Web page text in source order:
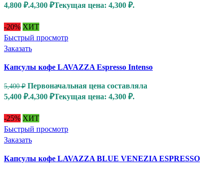
4,800 ₽.4,300 ₽Текущая цена: 4,300 ₽.
-20% ХИТ
Быстрый просмотр
Заказать
Капсулы кофе LAVAZZA Espresso Intenso
5,400₽ Первоначальная цена составляла
5,400 ₽.4,300 ₽Текущая цена: 4,300 ₽.
-25% ХИТ
Быстрый просмотр
Заказать
Капсулы кофе LAVAZZA BLUE VENEZIA ESPRESSO